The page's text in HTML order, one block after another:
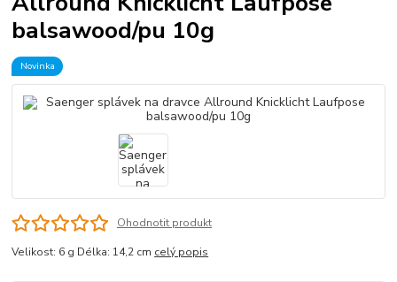
balsawood/pu 10g
Novinka
Ohodnotit produkt
Velikost: 6 g Délka: 14,2 cm celý popis